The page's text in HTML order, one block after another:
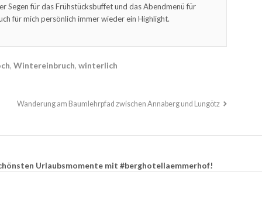
Segen für das Frühstücksbuffet und das Abendmenü für
für mich persönlich immer wieder ein Highlight.
, Wintereinbruch, winterlich
Wanderung am Baumlehrpfad zwischen Annaberg und Lungötz
Urlaubsmomente mit #berghotellaemmerhof!